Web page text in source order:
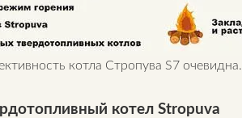
котла Стропува S7 очевидна.
котел Stropuva